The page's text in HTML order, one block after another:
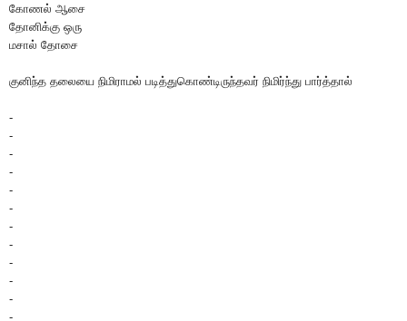
கோணல் ஆசை
தோனிக்கு ஒரு
மசால் தோசை
குனிந்த தலையை நிமிராமல் படித்துகொண்டிருந்தவர் நிமிர்ந்து பார்த்தால்
-
-
-
-
-
-
-
-
-
-
-
-